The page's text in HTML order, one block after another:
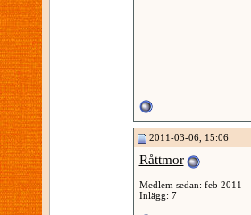
2011-03-06, 15:06
Råttmor
Medlem sedan: feb 2011
Inlägg: 7